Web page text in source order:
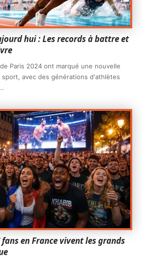
hui : Les records à battre et
Paris 2024 ont marqué une nouvelle
avec des générations d'athlètes
fans en France vivent les grands